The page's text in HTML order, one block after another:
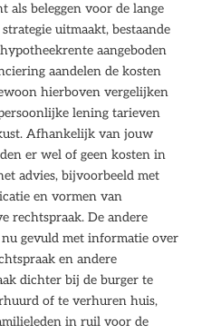
als beleggen voor de lange
uitmaakt, bestaande
aangeboden
aandelen de kosten
hierboven vergelijken
lening tarieven
Afhankelijk van jouw
er wel of geen kosten in
advies, bijvoorbeeld met
en vormen van
rechtspraak. De andere
gevuld met informatie over
en andere
dichter bij de burger te
of te verhuren huis,
in ruil voor de